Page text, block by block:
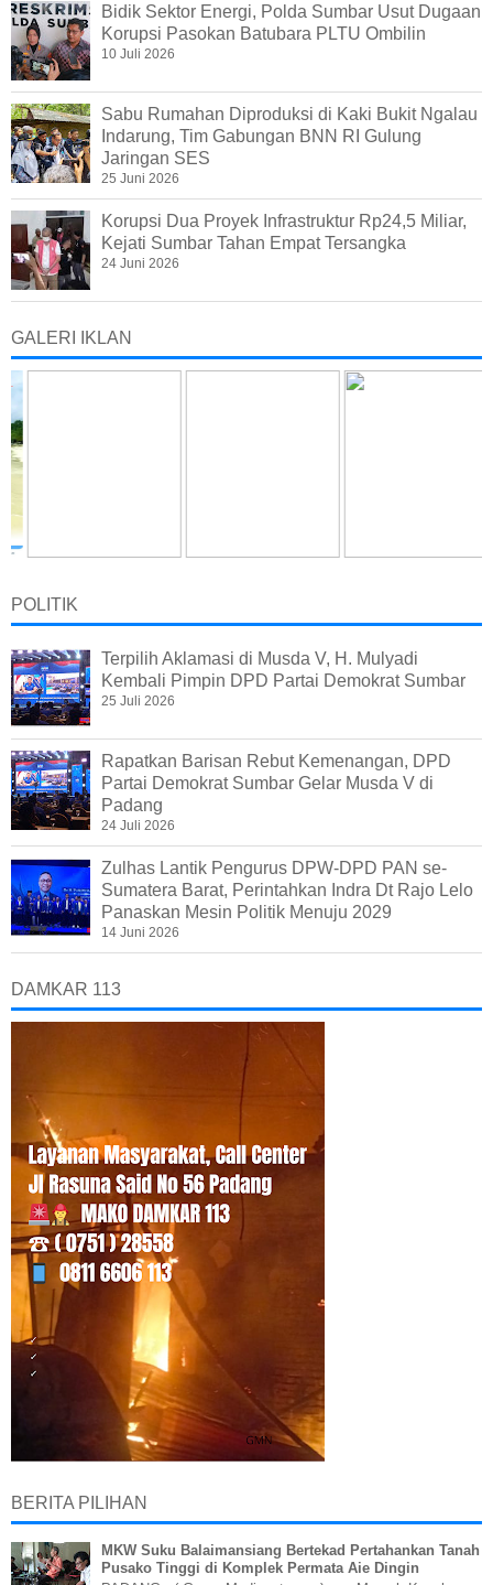
Bidik Sektor Energi, Polda Sumbar Usut Dugaan
Korupsi Pasokan Batubara PLTU Ombilin
10 Juli 2026
Sabu Rumahan Diproduksi di Kaki Bukit Ngalau
Indarung, Tim Gabungan BNN RI Gulung
Jaringan SES
25 Juni 2026
Korupsi Dua Proyek Infrastruktur Rp24,5 Miliar,
Kejati Sumbar Tahan Empat Tersangka
24 Juni 2026
GALERI IKLAN
POLITIK
Terpilih Aklamasi di Musda V, H. Mulyadi
Kembali Pimpin DPD Partai Demokrat Sumbar
25 Juli 2026
Rapatkan Barisan Rebut Kemenangan, DPD
Partai Demokrat Sumbar Gelar Musda V di
Padang
24 Juli 2026
Zulhas Lantik Pengurus DPW-DPD PAN se-
Sumatera Barat, Perintahkan Indra Dt Rajo Lelo
Panaskan Mesin Politik Menuju 2029
14 Juni 2026
DAMKAR 113
BERITA PILIHAN
MKW Suku Balaimansiang Bertekad Pertahankan Tanah
Pusako Tinggi di Komplek Permata Aie Dingin